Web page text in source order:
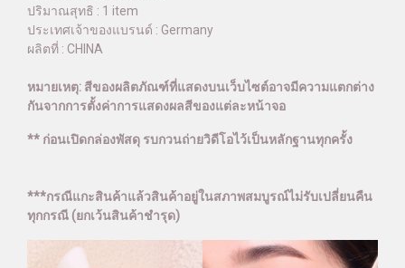
ปริมาณสุทธิ : 1 item
ประเทศเจ้าของแบรนด์ : Germany
ผลิตที่ : CHINA
หมายเหตุ: สีของผลิตภัณฑ์ที่แสดงบนเว็บไซต์อาจมีความแตกต่าง
กันจากการตั้งค่าการแสดงผลสีของแต่ละหน้าจอ
** ก่อนเปิดกล่องพัสดุ รบกวนถ่ายวิดีโอไว้เป็นหลักฐานทุกครั้ง
***กรณีแกะสินค้าแล้วสินค้าอยู่ในสภาพสมบูรณ์ไม่รับเปลี่ยนคืน
ทุกกรณี (ยกเว้นสินค้าชำรุด)